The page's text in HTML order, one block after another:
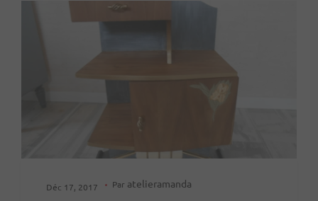
Déc 17, 2017 Par atelieramanda